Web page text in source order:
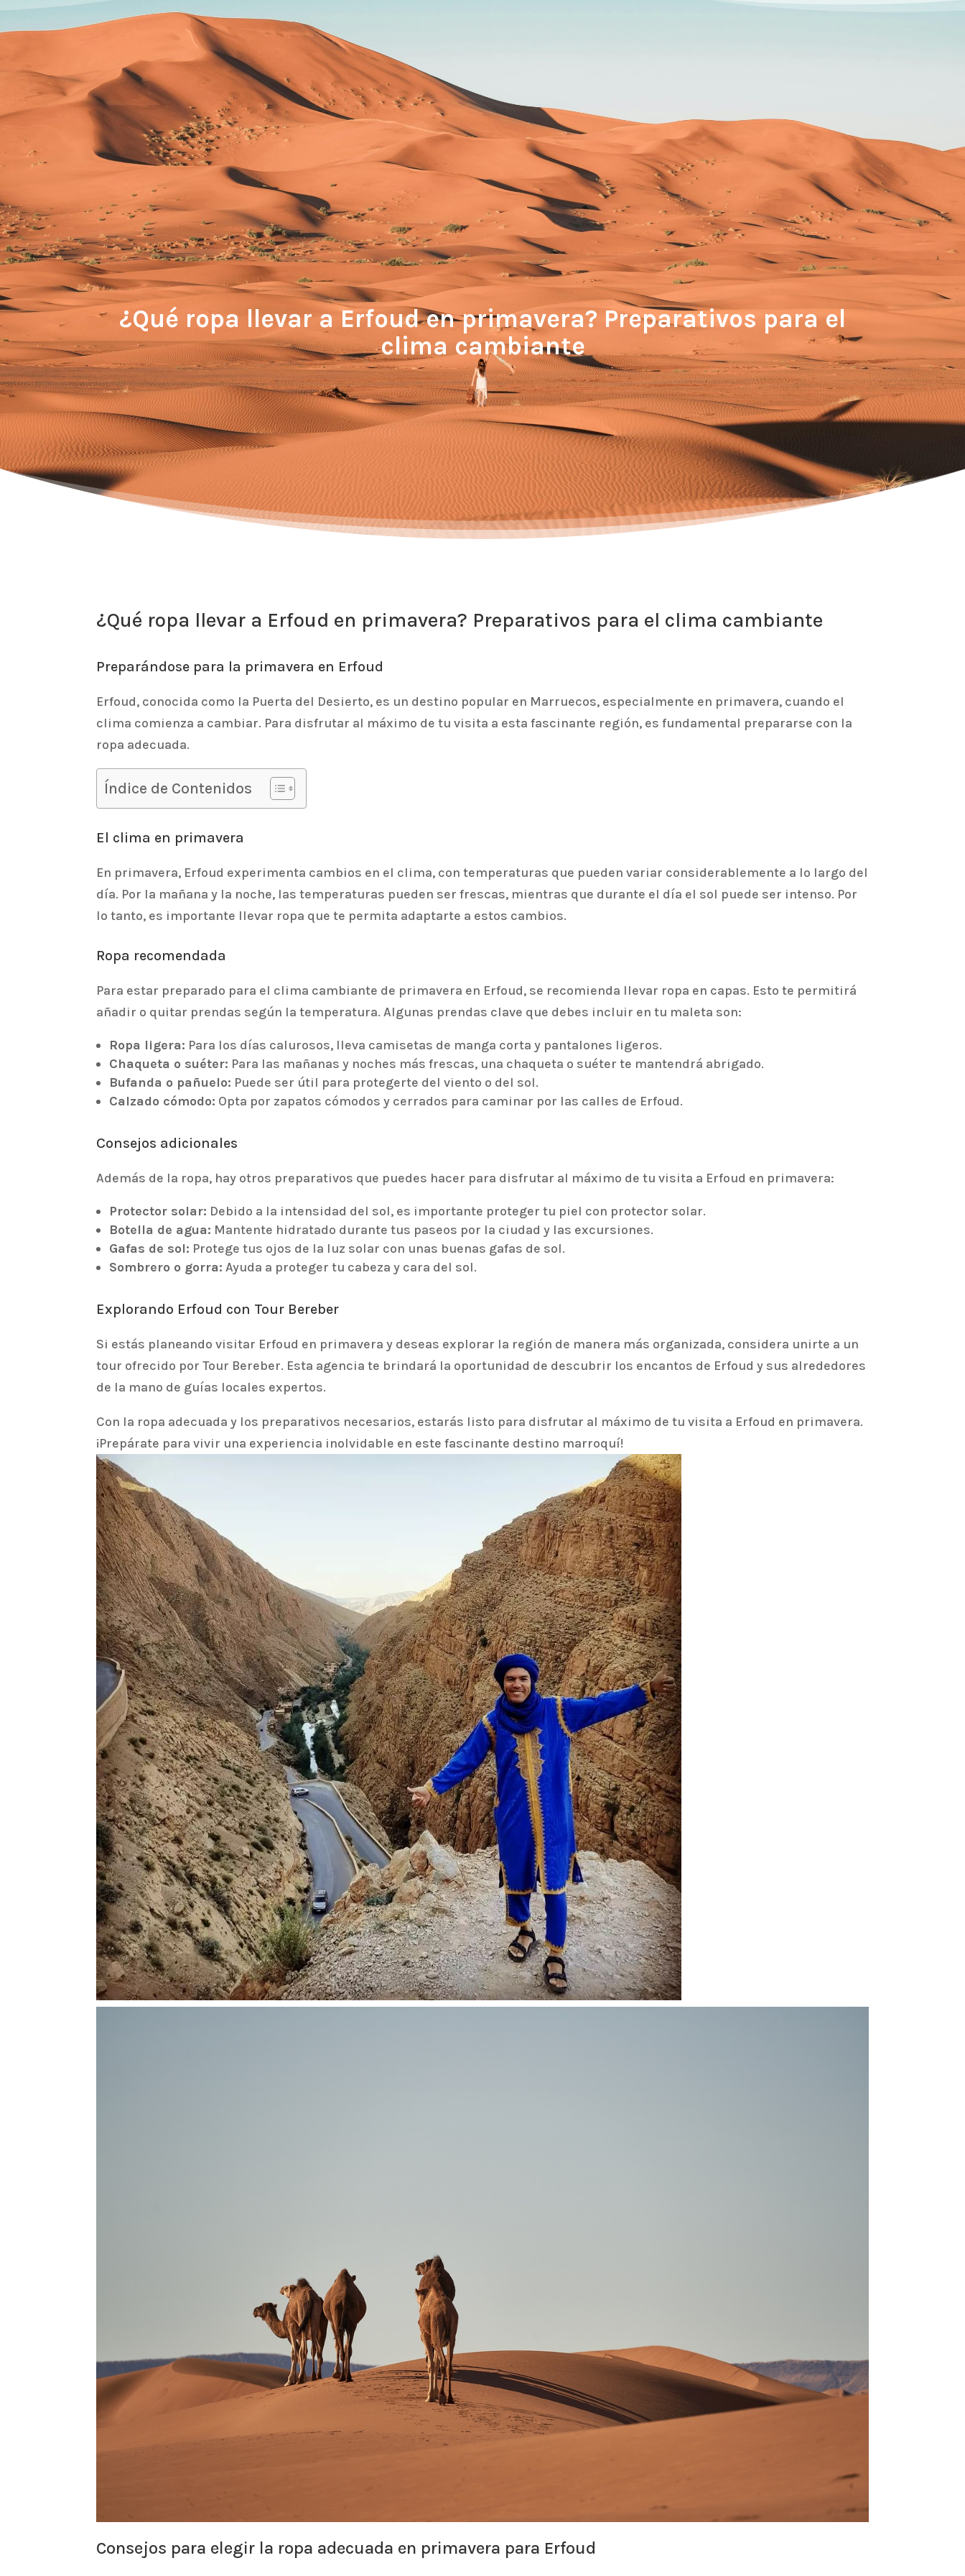
¿Qué ropa llevar a Erfoud en primavera? Preparativos para el
clima cambiante
¿Qué ropa llevar a Erfoud en primavera? Preparativos para el clima cambiante
Preparándose para la primavera en Erfoud
Erfoud, conocida como la Puerta del Desierto, es un destino popular en Marruecos, especialmente en primavera, cuando el
clima comienza a cambiar. Para disfrutar al máximo de tu visita a esta fascinante región, es fundamental prepararse con la
ropa adecuada.
Índice de Contenidos
El clima en primavera
En primavera, Erfoud experimenta cambios en el clima, con temperaturas que pueden variar considerablemente a lo largo del
día. Por la mañana y la noche, las temperaturas pueden ser frescas, mientras que durante el día el sol puede ser intenso. Por
lo tanto, es importante llevar ropa que te permita adaptarte a estos cambios.
Ropa recomendada
Para estar preparado para el clima cambiante de primavera en Erfoud, se recomienda llevar ropa en capas. Esto te permitirá
añadir o quitar prendas según la temperatura. Algunas prendas clave que debes incluir en tu maleta son:
Ropa ligera: Para los días calurosos, lleva camisetas de manga corta y pantalones ligeros.
Chaqueta o suéter: Para las mañanas y noches más frescas, una chaqueta o suéter te mantendrá abrigado.
Bufanda o pañuelo: Puede ser útil para protegerte del viento o del sol.
Calzado cómodo: Opta por zapatos cómodos y cerrados para caminar por las calles de Erfoud.
Consejos adicionales
Además de la ropa, hay otros preparativos que puedes hacer para disfrutar al máximo de tu visita a Erfoud en primavera:
Protector solar: Debido a la intensidad del sol, es importante proteger tu piel con protector solar.
Botella de agua: Mantente hidratado durante tus paseos por la ciudad y las excursiones.
Gafas de sol: Protege tus ojos de la luz solar con unas buenas gafas de sol.
Sombrero o gorra: Ayuda a proteger tu cabeza y cara del sol.
Explorando Erfoud con Tour Bereber
Si estás planeando visitar Erfoud en primavera y deseas explorar la región de manera más organizada, considera unirte a un
tour ofrecido por Tour Bereber. Esta agencia te brindará la oportunidad de descubrir los encantos de Erfoud y sus alrededores
de la mano de guías locales expertos.
Con la ropa adecuada y los preparativos necesarios, estarás listo para disfrutar al máximo de tu visita a Erfoud en primavera.
¡Prepárate para vivir una experiencia inolvidable en este fascinante destino marroquí!
Consejos para elegir la ropa adecuada en primavera para Erfoud